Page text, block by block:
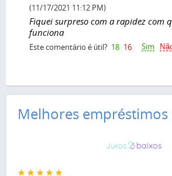
(11/17/2021 11:12 PM)
Fiquei surpreso com a rapidez com
funciona
Este comentário é útil? 18 16 Sim
Melhores empréstimos